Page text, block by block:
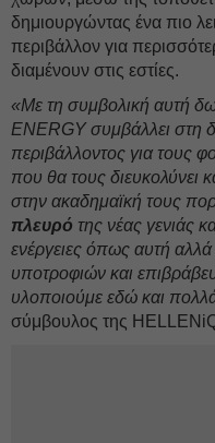
δημιουργώντας ένα πιο
περιβάλλον για
διαμένουν στις εστίες.
«Με τη συμβολική αυτή
ENERGY συμβάλλει στη
περιβάλλοντος για τους
που θα τους διευκολύνει
στην ακαδημαϊκή τους
πλευρό της νέας γενιάς
ενέργειες όπως αυτή
υποτροφιών και
υλοποιούμε εδώ και
σύμβουλος της